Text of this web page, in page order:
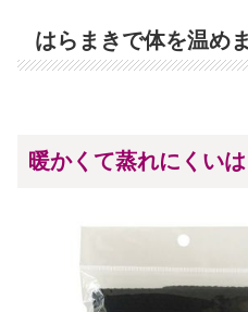
はらまきで体を温め
暖かくて蒸れにくい